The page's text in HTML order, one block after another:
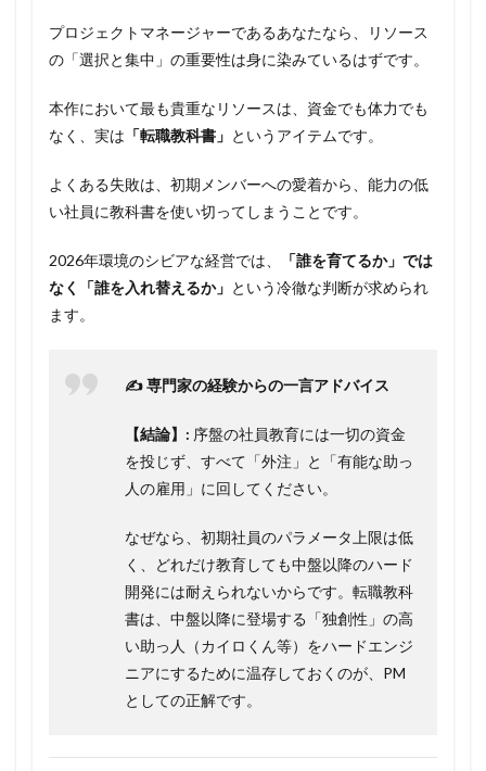
プロジェクトマネージャーであるあなたなら、リソース
の「選択と集中」の重要性は身に染みているはずです。
本作において最も貴重なリソースは、資金でも体力でも
なく、実は 「転職教科書」 というアイテムです。
よくある失敗は、初期メンバーへの愛着から、能力の低
い社員に教科書を使い切ってしまうことです。
2026年環境のシビアな経営では、
「誰を育てるか」では
なく「誰を入れ替えるか」 という冷徹な判断が求められ
ます。
✍️ 専門家の経験からの一言アドバイス
【結論】: 序盤の社員教育には一切の資金
を投じず、すべて「外注」と「有能な助っ
人の雇用」に回してください。
なぜなら、初期社員のパラメータ上限は低
く、どれだけ教育しても中盤以降のハード
開発には耐えられないからです。転職教科
書は、中盤以降に登場する「独創性」の高
い助っ人（カイロくん等）をハードエンジ
ニアにするために温存しておくのが、PM
としての正解です。